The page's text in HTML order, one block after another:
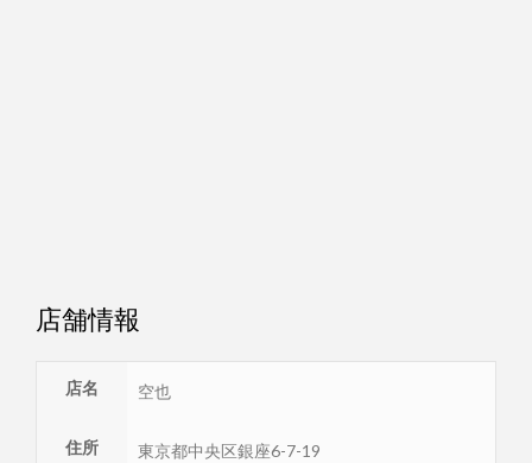
店舗情報
店名 空也
住所 東京都中央区銀座6-7-19